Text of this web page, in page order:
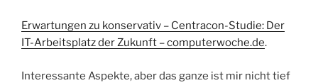
Erwartungen zu konservativ – Centracon-Studie: Der
IT-Arbeitsplatz der Zukunft – computerwoche.de.
Interessante Aspekte, aber das ganze ist mir nicht tief